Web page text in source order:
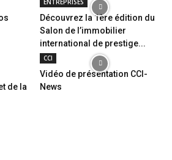
ENTREPRISES
Découvrez la 1ère édition du
Salon de l’immobilier
international de prestige...
de la
CCI
Vidéo de présentation CCI-
News